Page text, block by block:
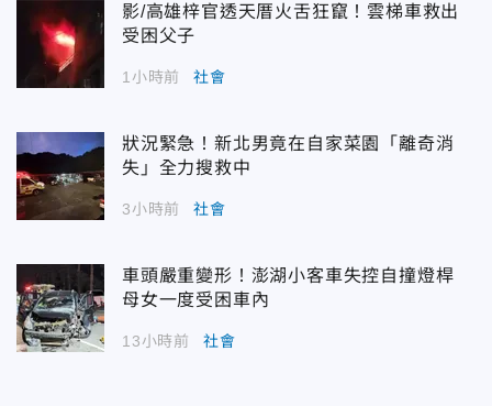
影/高雄梓官透天厝火舌狂竄！雲梯車救出
受困父子
1小時前 社會
狀況緊急！新北男竟在自家菜園「離奇消
失」全力搜救中
3小時前 社會
車頭嚴重變形！澎湖小客車失控自撞燈桿
母女一度受困車內
13小時前 社會